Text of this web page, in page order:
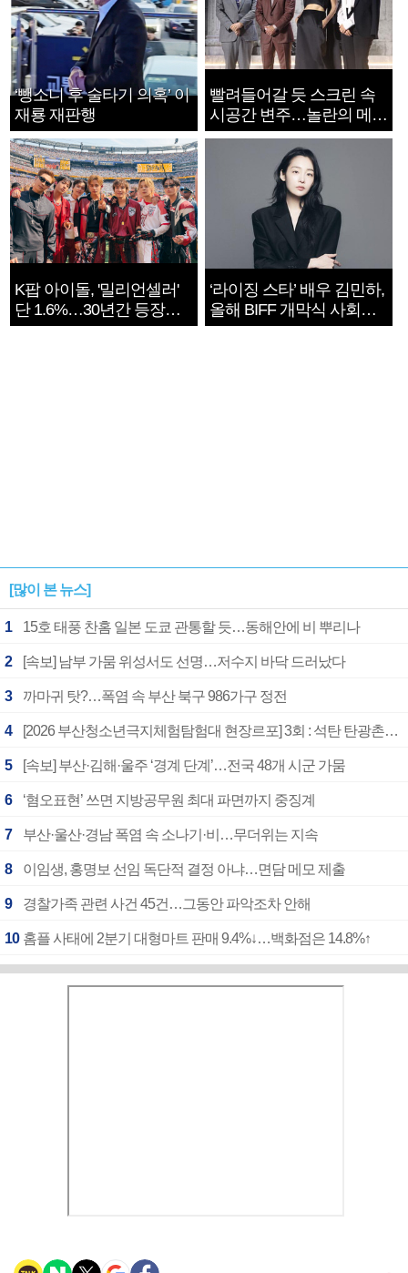
‘뺑소니 후 술타기 의혹’ 이
재룡 재판행
빨려들어갈 듯 스크린 속
시공간 변주…놀란의 메시
지는 ‘전쟁 속죄’
K팝 아이돌, '밀리언셀러'
단 1.6%…30년간 등장
1182개팀 전수조사
‘라이징 스타’ 배우 김민하,
올해 BIFF 개막식 사회자
확정
[많이 본 뉴스]
1 15호 태풍 찬홈 일본 도쿄 관통할 듯…동해안에 비 뿌리나
2 [속보] 남부 가뭄 위성서도 선명…저수지 바닥 드러났다
3 까마귀 탓?…폭염 속 부산 북구 986가구 정전
4 [2026 부산청소년극지체험탐험대 현장르포] 3회 : 석탄 탄광촌에서 북극 연구의 중심지로
5 [속보] 부산·김해·울주 ‘경계 단계’…전국 48개 시군 가뭄
6 ‘혐오표현’ 쓰면 지방공무원 최대 파면까지 중징계
7 부산·울산·경남 폭염 속 소나기·비…무더위는 지속
8 이임생, 홍명보 선임 독단적 결정 아냐…면담 메모 제출
9 경찰가족 관련 사건 45건…그동안 파악조차 안해
10 홈플 사태에 2분기 대형마트 판매 9.4%↓…백화점은 14.8%↑